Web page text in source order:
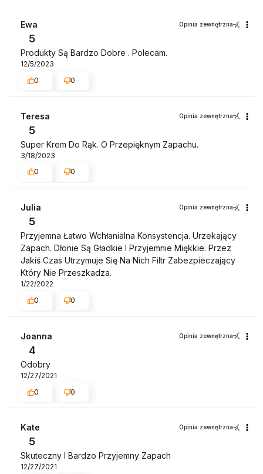
Ewa Opinia zewnętrzna
5
Produkty Są Bardzo Dobre . Polecam.
12/5/2023
0
0
Teresa Opinia zewnętrzna
5
Super Krem Do Rąk. O Przepięknym Zapachu.
3/18/2023
0
0
Julia Opinia zewnętrzna
5
Przyjemna Łatwo Wchłanialna Konsystencja. Urzekający
Zapach. Dłonie Są Gładkie I Przyjemnie Miękkie. Przez
Jakiś Czas Utrzymuje Się Na Nich Filtr Zabezpieczający
Który Nie Przeszkadza.
1/22/2022
0
0
Joanna Opinia zewnętrzna
4
Odobry
12/27/2021
0
0
Kate Opinia zewnętrzna
5
Skuteczny I Bardzo Przyjemny Zapach
12/27/2021